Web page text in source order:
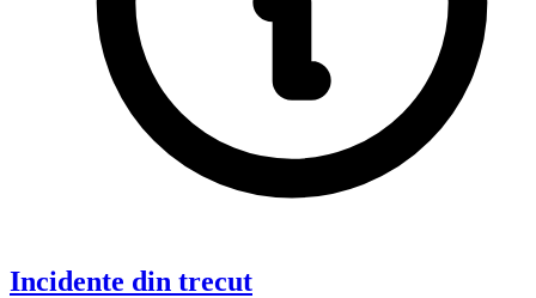
Incidente din trecut